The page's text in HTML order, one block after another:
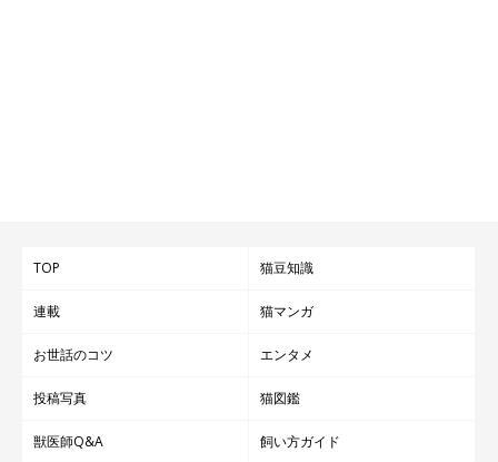
TOP 猫豆知識
連載 猫マンガ
お世話のコツ エンタメ
投稿写真 猫図鑑
獣医師Q&A 飼い方ガイド